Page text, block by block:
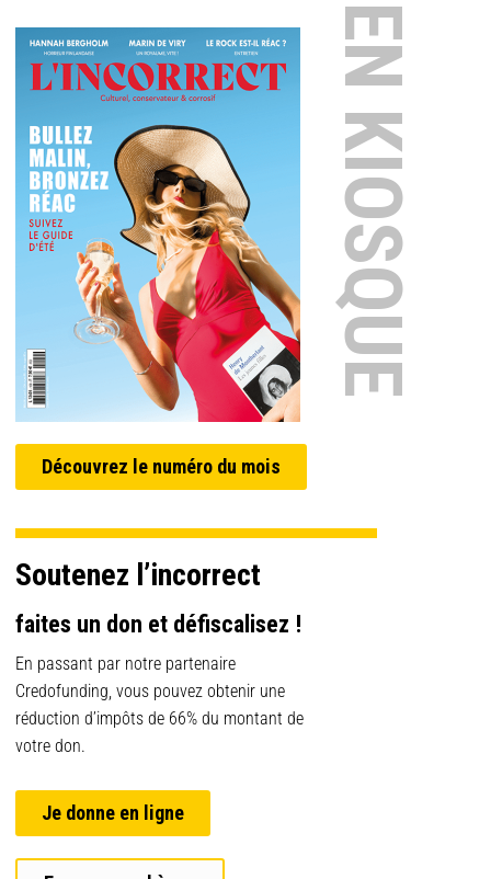
EN KIOSQUE
Découvrez le numéro du mois
Soutenez l’incorrect
faites un don et défiscalisez !
En passant par notre partenaire
Credofunding, vous pouvez obtenir une
réduction d’impôts de 66% du montant de
votre don.
Je donne en ligne